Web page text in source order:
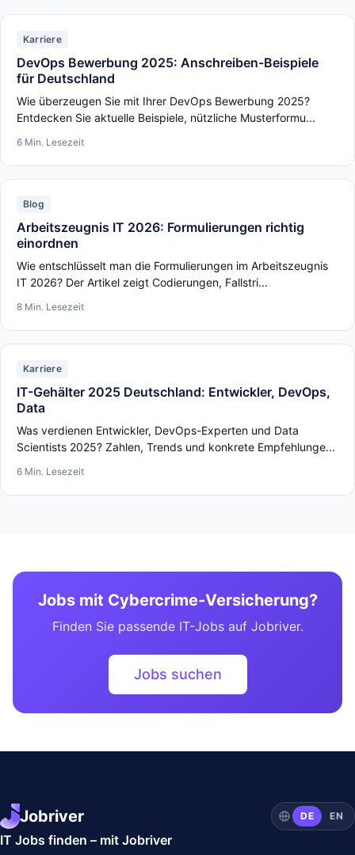
Karriere
DevOps Bewerbung 2025: Anschreiben-Beispiele
für Deutschland
Wie überzeugen Sie mit Ihrer DevOps Bewerbung 2025?
Entdecken Sie aktuelle Beispiele, nützliche Musterformu...
6 Min. Lesezeit
Blog
Arbeitszeugnis IT 2026: Formulierungen richtig
einordnen
Wie entschlüsselt man die Formulierungen im Arbeitszeugnis
IT 2026? Der Artikel zeigt Codierungen, Fallstri...
8 Min. Lesezeit
Karriere
IT-Gehälter 2025 Deutschland: Entwickler, DevOps,
Data
Was verdienen Entwickler, DevOps-Experten und Data
Scientists 2025? Zahlen, Trends und konkrete Empfehlunge...
6 Min. Lesezeit
Jobs mit Cybercrime-Versicherung?
Finden Sie passende IT-Jobs auf Jobriver.
Jobs suchen
Jobriver DE EN
IT Jobs finden – mit Jobriver